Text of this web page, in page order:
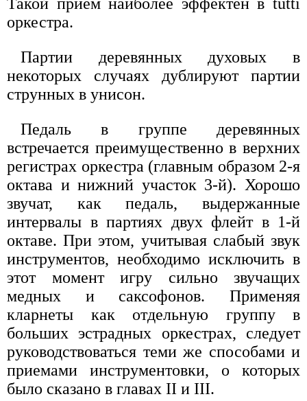
Такой прием наиболее эффектен в tutti
оркестра.
Партии деревянных духовых в
некоторых случаях дублируют партии
струнных в унисон.
Педаль в группе деревянных
встречается преимущественно в верхних
регистрах оркестра (главным образом 2-я
октава и нижний участок 3-й). Хорошо
звучат, как педаль, выдержанные
интервалы в партиях двух флейт в 1-й
октаве. При этом, учитывая слабый звук
инструментов, необходимо исключить в
этот момент игру сильно звучащих
медных и саксофонов. Применяя
кларнеты как отдельную группу в
больших эстрадных оркестрах, следует
руководствоваться теми же способами и
приемами инструментовки, о которых
было сказано в главах II и III.